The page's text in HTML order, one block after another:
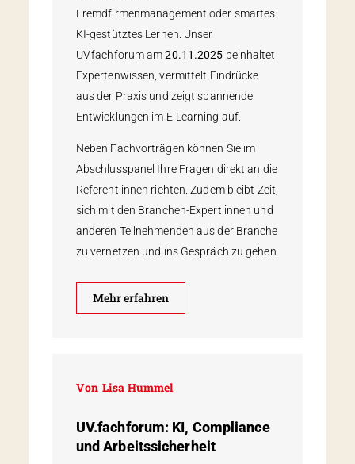
Fremdfirmenmanagement oder smartes
KI-gestütztes Lernen: Unser
UV.fachforum am20.11.2025 beinhaltet
Expertenwissen, vermittelt Eindrücke
aus der Praxis und zeigt spannende
Entwicklungen im E-Learning auf.
Neben Fachvorträgen können Sie im
Abschlusspanel Ihre Fragen direkt an die
Referent:innen richten. Zudem bleibt Zeit,
sich mit den Branchen-Expert:innen und
anderen Teilnehmenden aus der Branche
zu vernetzen und ins Gespräch zu gehen.
Mehr erfahren
Von Lisa Hummel
UV.fachforum: KI, Compliance
und Arbeits­sicherheit